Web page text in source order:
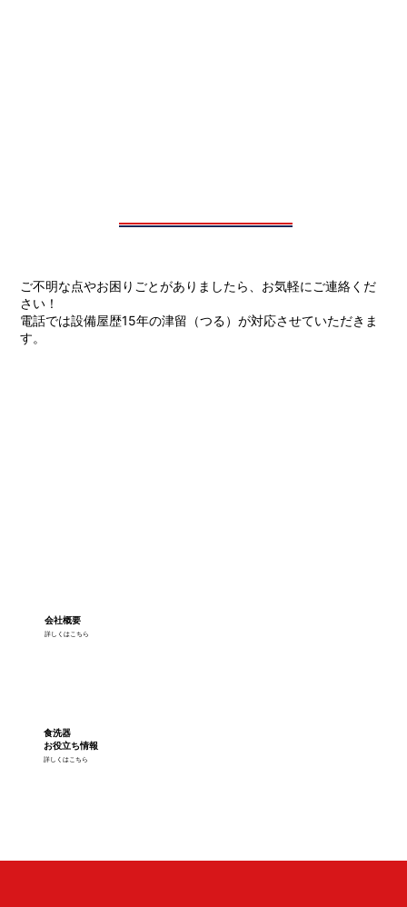
ご不明な点やお困りごとがありましたら、お気軽にご連絡くだ
さい！
電話では設備屋歴15年の津留（つる）が対応させていただきま
す。
詳しくはこちら
会社概要
詳しくはこちら
食洗器
お役立ち情報